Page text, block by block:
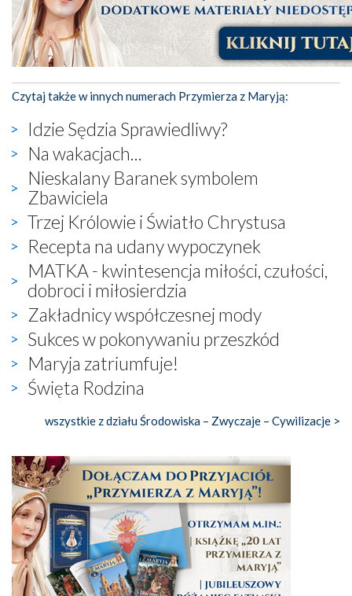
Czytaj także w innych numerach Przymierza z Maryją:
Idzie Sędzia Sprawiedliwy?
Na wakacjach...
Nieskalany Baranek symbolem
Zbawiciela
Trzej Królowie i Światło Chrystusa
Recepta na udany wypoczynek
MATKA - kwintesencja miłości, czułości,
dobroci i miłosierdzia
Zakładnicy współczesnej mody
Sukces w pokonywaniu przeszkód
Maryja zatriumfuje!
Święta Rodzina
wszystkie z działu Środowiska – Zwyczaje – Cywilizacje >